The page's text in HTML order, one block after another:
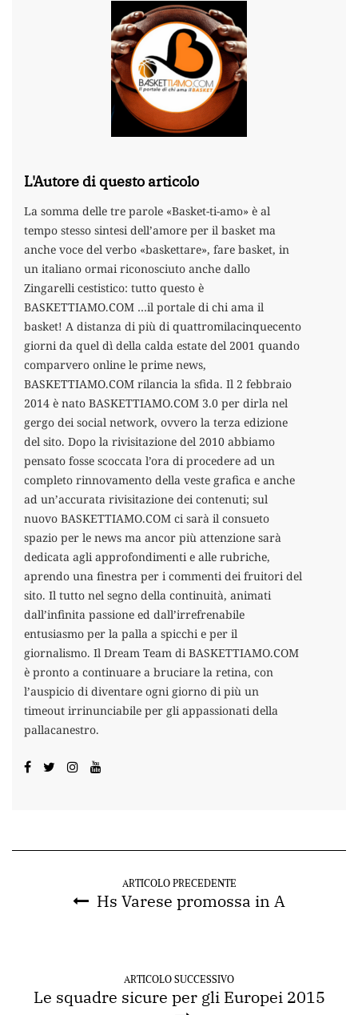
L'Autore di questo articolo
La somma delle tre parole «Basket-ti-amo» è al
tempo stesso sintesi dell’amore per il basket ma
anche voce del verbo «baskettare», fare basket, in
un italiano ormai riconosciuto anche dallo
Zingarelli cestistico: tutto questo è
BASKETTIAMO.COM …il portale di chi ama il
basket! A distanza di più di quattromilacinquecento
giorni da quel dì della calda estate del 2001 quando
comparvero online le prime news,
BASKETTIAMO.COM rilancia la sfida. Il 2 febbraio
2014 è nato BASKETTIAMO.COM 3.0 per dirla nel
gergo dei social network, ovvero la terza edizione
del sito. Dopo la rivisitazione del 2010 abbiamo
pensato fosse scoccata l’ora di procedere ad un
completo rinnovamento della veste grafica e anche
ad un’accurata rivisitazione dei contenuti; sul
nuovo BASKETTIAMO.COM ci sarà il consueto
spazio per le news ma ancor più attenzione sarà
dedicata agli approfondimenti e alle rubriche,
aprendo una finestra per i commenti dei fruitori del
sito. Il tutto nel segno della continuità, animati
dall’infinita passione ed dall’irrefrenabile
entusiasmo per la palla a spicchi e per il
giornalismo. Il Dream Team di BASKETTIAMO.COM
è pronto a continuare a bruciare la retina, con
l’auspicio di diventare ogni giorno di più un
timeout irrinunciabile per gli appassionati della
pallacanestro.
ARTICOLO PRECEDENTE
Hs Varese promossa in A
ARTICOLO SUCCESSIVO
Le squadre sicure per gli Europei 2015